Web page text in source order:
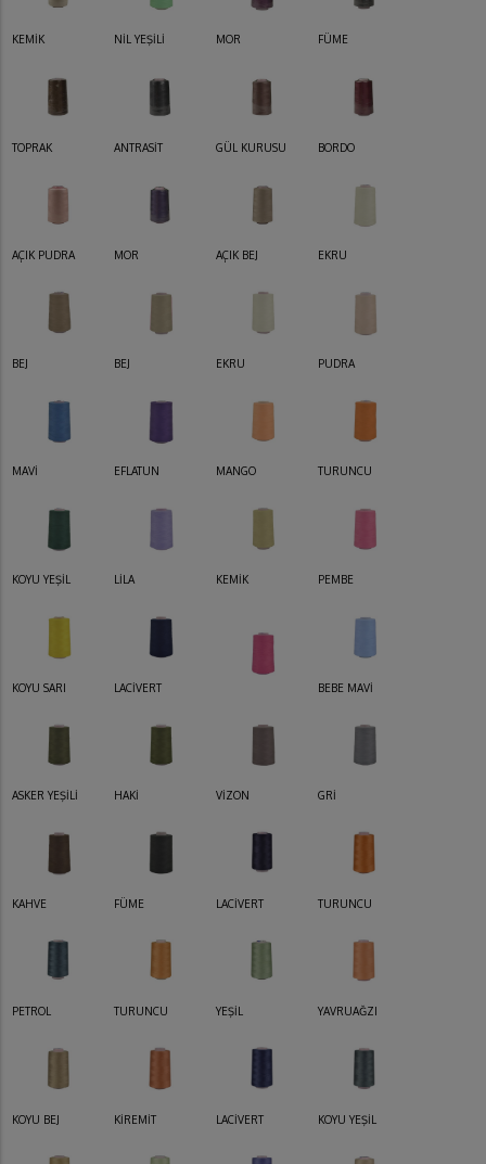
KEMİK NİL YEŞİLİ MOR FÜME
TOPRAK ANTRASİT GÜL KURUSU BORDO
AÇIK PUDRA MOR AÇIK BEJ EKRU
BEJ BEJ EKRU PUDRA
MAVİ EFLATUN MANGO TURUNCU
KOYU YEŞİL LİLA KEMİK PEMBE
KOYU SARI LACİVERT BEBE MAVİ
ASKER YEŞİLİ HAKİ VİZON GRİ
KAHVE FÜME LACİVERT TURUNCU
PETROL TURUNCU YEŞİL YAVRUAĞZI
KOYU BEJ KİREMİT LACİVERT KOYU YEŞİL